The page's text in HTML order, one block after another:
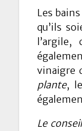
Les
qu’ils
vinaigre
plante,
Le